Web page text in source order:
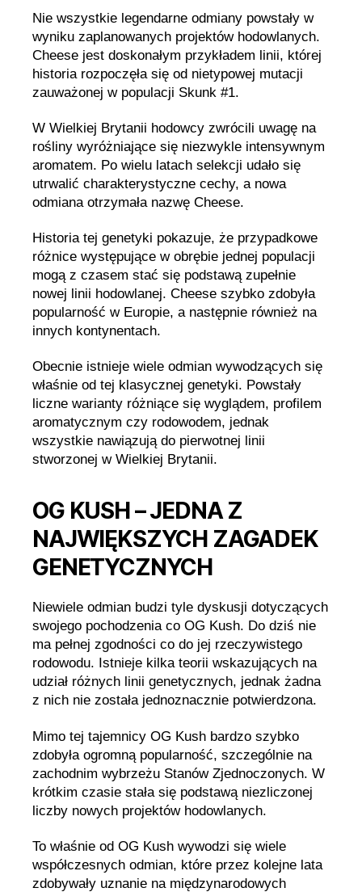
Nie wszystkie legendarne odmiany powstały w
wyniku zaplanowanych projektów hodowlanych.
Cheese jest doskonałym przykładem linii, której
historia rozpoczęła się od nietypowej mutacji
zauważonej w populacji Skunk #1.
W Wielkiej Brytanii hodowcy zwrócili uwagę na
rośliny wyróżniające się niezwykle intensywnym
aromatem. Po wielu latach selekcji udało się
utrwalić charakterystyczne cechy, a nowa
odmiana otrzymała nazwę Cheese.
Historia tej genetyki pokazuje, że przypadkowe
różnice występujące w obrębie jednej populacji
mogą z czasem stać się podstawą zupełnie
nowej linii hodowlanej. Cheese szybko zdobyła
popularność w Europie, a następnie również na
innych kontynentach.
Obecnie istnieje wiele odmian wywodzących się
właśnie od tej klasycznej genetyki. Powstały
liczne warianty różniące się wyglądem, profilem
aromatycznym czy rodowodem, jednak
wszystkie nawiązują do pierwotnej linii
stworzonej w Wielkiej Brytanii.
OG KUSH – JEDNA Z
NAJWIĘKSZYCH ZAGADEK
GENETYCZNYCH
Niewiele odmian budzi tyle dyskusji dotyczących
swojego pochodzenia co OG Kush. Do dziś nie
ma pełnej zgodności co do jej rzeczywistego
rodowodu. Istnieje kilka teorii wskazujących na
udział różnych linii genetycznych, jednak żadna
z nich nie została jednoznacznie potwierdzona.
Mimo tej tajemnicy OG Kush bardzo szybko
zdobyła ogromną popularność, szczególnie na
zachodnim wybrzeżu Stanów Zjednoczonych. W
krótkim czasie stała się podstawą niezliczonej
liczby nowych projektów hodowlanych.
To właśnie od OG Kush wywodzi się wiele
współczesnych odmian, które przez kolejne lata
zdobywały uznanie na międzynarodowych